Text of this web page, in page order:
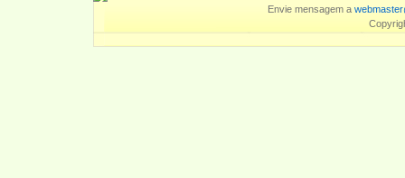
Envie mensagem a